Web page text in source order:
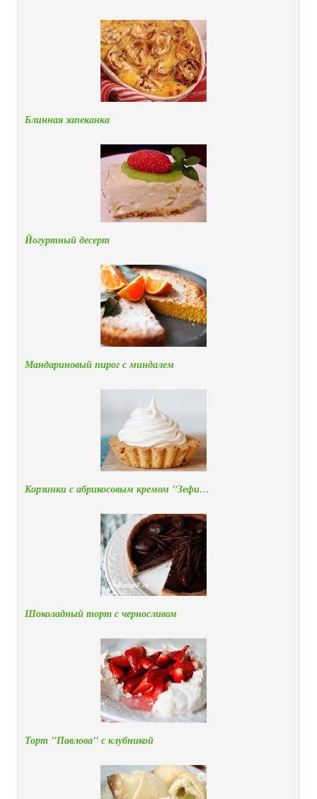
Блинная запеканка
Йогуртный десерт
Мандариновый пирог с миндалем
Корзинки с абрикосовым кремом "Зефи…
Шоколадный торт с черносливом
Торт "Павлова" с клубникой